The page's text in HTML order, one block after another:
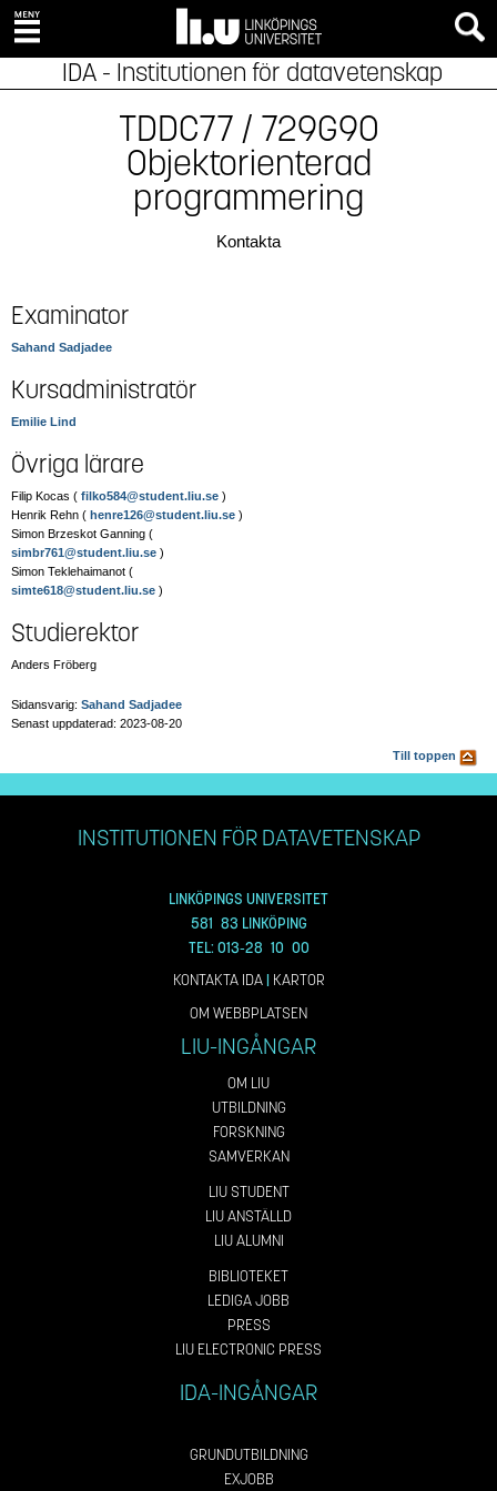
IDA - Institutionen för datavetenskap
TDDC77 / 729G90
Objektorienterad
programmering
Kontakta
Examinator
Sahand Sadjadee
Kursadministratör
Emilie Lind
Övriga lärare
Filip Kocas ( filko584@student.liu.se )
Henrik Rehn ( henre126@student.liu.se )
Simon Brzeskot Ganning (
simbr761@student.liu.se )
Simon Teklehaimanot (
simte618@student.liu.se )
Studierektor
Anders Fröberg
Sidansvarig: Sahand Sadjadee
Senast uppdaterad: 2023-08-20
Till toppen
INSTITUTIONEN FÖR DATAVETENSKAP
LINKÖPINGS UNIVERSITET
581 83 LINKÖPING
TEL: 013-28 10 00
KONTAKTA IDA| KARTOR
OM WEBBPLATSEN
LIU-INGÅNGAR
OM LIU
UTBILDNING
FORSKNING
SAMVERKAN
LIU STUDENT
LIU ANSTÄLLD
LIU ALUMNI
BIBLIOTEKET
LEDIGA JOBB
PRESS
LIU ELECTRONIC PRESS
IDA-INGÅNGAR
GRUNDUTBILDNING
EXJOBB